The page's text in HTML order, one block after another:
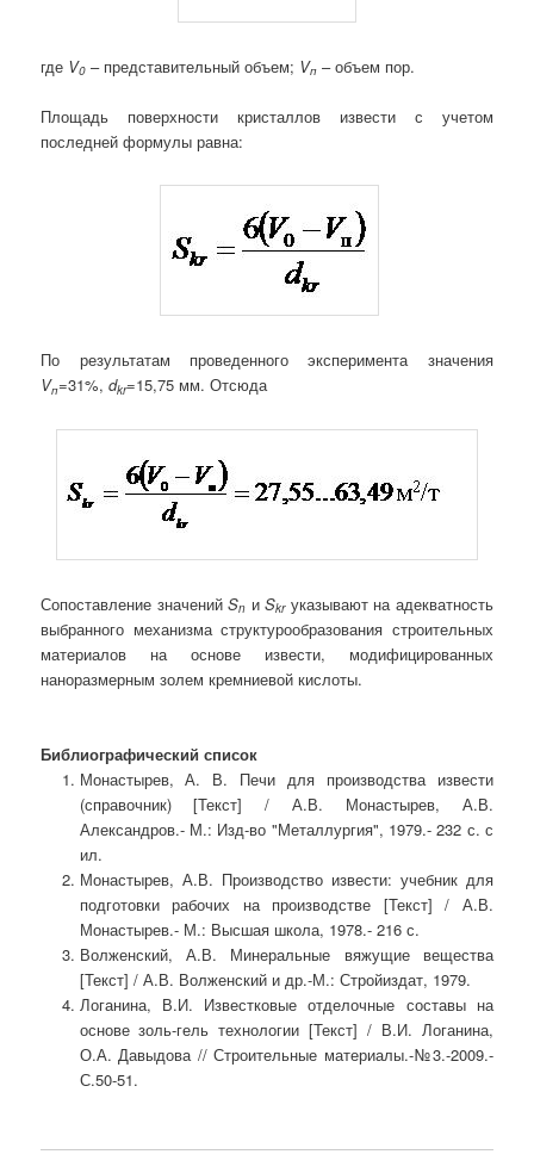
где V0 – представительный объем; Vп – объем пор.
Площадь поверхности кристаллов извести с учетом
последней формулы равна:
По результатам проведенного эксперимента значения
Vп=31%,dkr=15,75 мм. Отсюда
Сопоставление значенийSn ­иSkrуказывают на адекватность
выбранного механизма структурообразования строительных
материалов на основе извести, модифицированных
наноразмерным золем кремниевой кислоты.
Библиографический список
Монастырев, А. В. Печи для производства извести
(справочник) [Текст] / А.В. Монастырев, А.В.
Александров.- М.: Изд-во "Металлургия", 1979.- 232 с. с
ил.
Монастырев, А.В. Производство извести: учебник для
подготовки рабочих на производстве [Текст] / А.В.
Монастырев.- М.: Высшая школа, 1978.- 216 с.
Волженский, А.В. Минеральные вяжущие вещества
[Текст] / А.В. Волженский и др.-М.: Стройиздат, 1979.
Логанина, В.И. Известковые отделочные составы на
основе золь-гель технологии [Текст] / В.И. Логанина,
О.А. Давыдова // Строительные материалы.-№3.-2009.-
С.50-51.